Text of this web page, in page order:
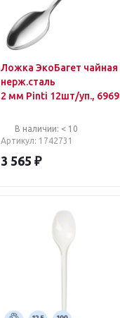
Ложка ЭкоБагет чайная
нерж.сталь
2 мм Pinti 12шт/уп.,
В наличии: < 10
Артикул: 1742731
3 565 ₽